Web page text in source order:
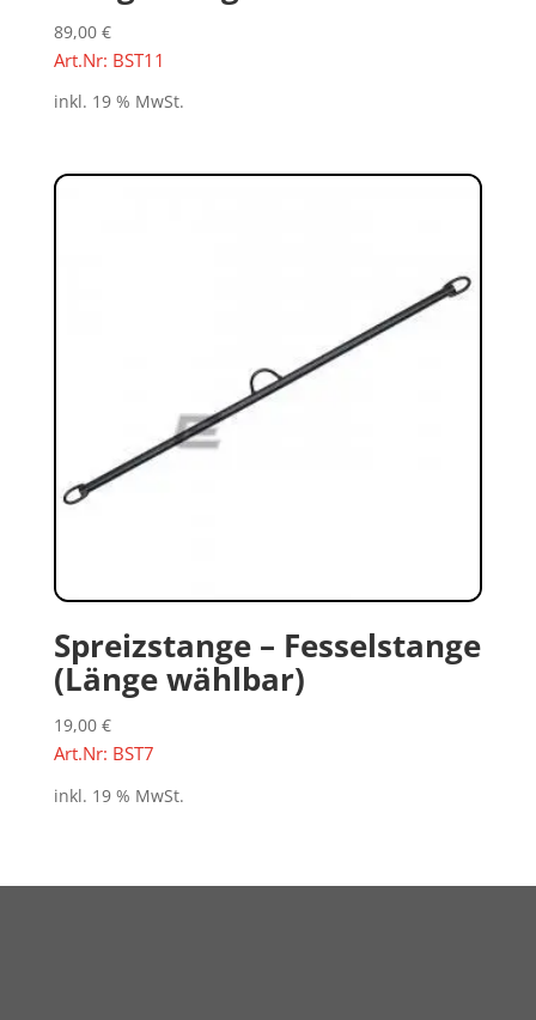
89,00 €
Art.Nr: BST11
inkl. 19 % MwSt.
Spreizstange – Fesselstange
(Länge wählbar)
19,00 €
Art.Nr: BST7
inkl. 19 % MwSt.